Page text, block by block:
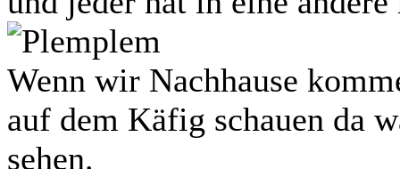
Wenn wir Nachhause
auf dem Käfig schauen da
sehen.